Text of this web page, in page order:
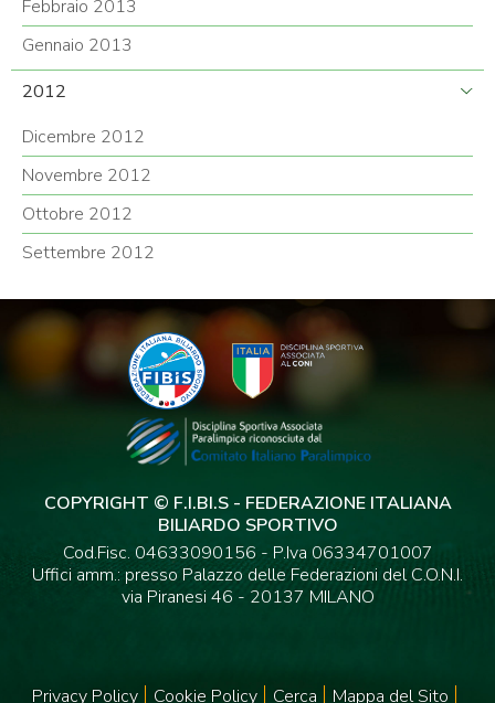
Febbraio 2013
Gennaio 2013
2012
Dicembre 2012
Novembre 2012
Ottobre 2012
Settembre 2012
COPYRIGHT © F.I.BI.S - FEDERAZIONE ITALIANA
BILIARDO SPORTIVO
Cod.Fisc. 04633090156 - P.Iva 06334701007
Uffici amm.: presso Palazzo delle Federazioni del C.O.N.I.
via Piranesi 46 - 20137 MILANO
Privacy Policy Cookie Policy Cerca Mappa del Sito